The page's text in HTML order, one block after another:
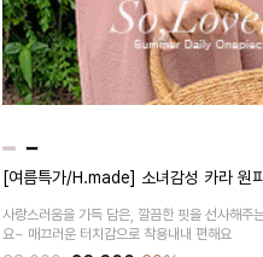
[여름특가/H.made] 소녀감성 카라 원
사랑스러움을 가득 담은, 깔끔한 핏을 선사해주
요~ 매끄러운 터치감으로 착용내내 편해요